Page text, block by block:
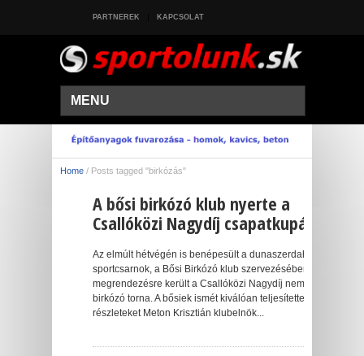
PARTNEREK KAPCSOLAT
MENU
Home / Posts tagged "birkózás"
A bősi birkózó klub nyerte a
Csallóközi Nagydíj csapatkupáját
Az elmúlt hétvégén is benépesült a dunaszerdahelyi
sportcsarnok, a Bősi Birkózó klub szervezésében
megrendezésre került a Csallóközi Nagydíj nemzetközi
birkózó torna. A bősiek ismét kiválóan teljesítettek, a
részleteket Meton Krisztián klubelnök...